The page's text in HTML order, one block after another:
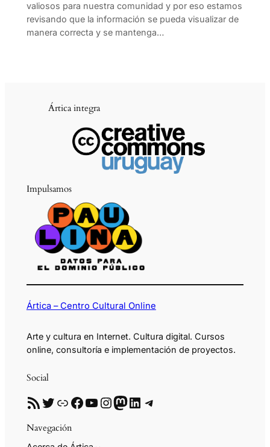
valiosos para nuestra comunidad y por eso estamos
revisando que la información se pueda visualizar de
manera correcta y se mantenga…
Ártica integra
Impulsamos
Ártica – Centro Cultural Online
Arte y cultura en Internet. Cultura digital. Cursos
online, consultoría e implementación de proyectos.
Social
RSS Twitter Enlace Facebook YouTube InstagramMastodon LinkedIn Telegram
Navegación